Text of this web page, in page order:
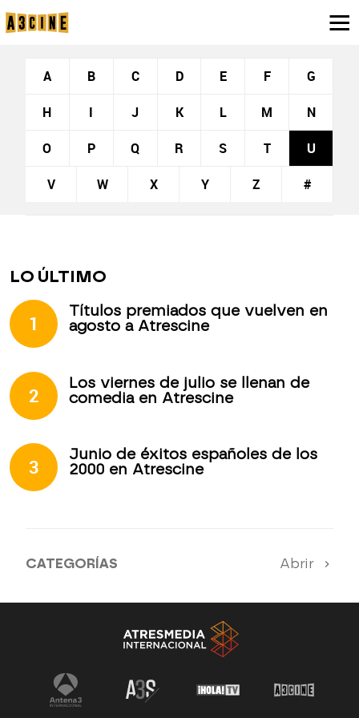
A B C D E F G
H I J K L M N
O P Q R S T U
V W X Y Z #
LO ÚLTIMO
1
Títulos premiados que vuelven en
agosto a Atrescine
2
Los viernes de julio se llenan de
comedia en Atrescine
3
Junio de éxitos españoles de los
2000 en Atrescine
CATEGORÍAS Abrir
Nuestros destacados mensuales
Toda la programación de Atrescine